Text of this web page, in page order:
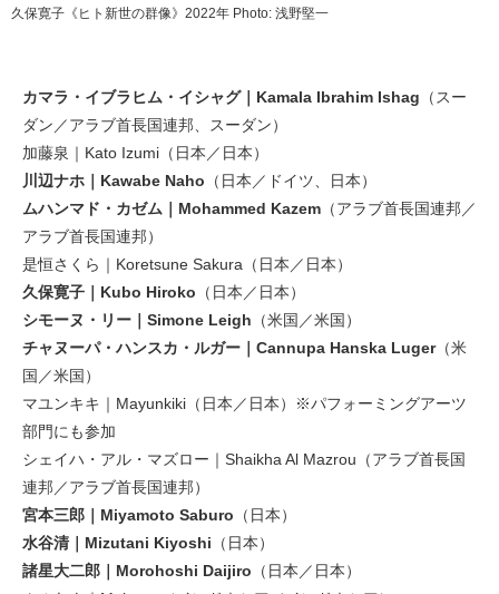
久保寛子《ヒト新世の群像》2022年 Photo: 浅野堅一
カマラ・イブラヒム・イシャグ｜Kamala Ibrahim Ishag （スー
ダン／アラブ首長国連邦、スーダン）
加藤泉｜Kato Izumi（日本／日本）
川辺ナホ｜Kawabe Naho （日本／ドイツ、日本）
ムハンマド・カゼム｜Mohammed Kazem （アラブ首長国連邦／
アラブ首長国連邦）
是恒さくら｜Koretsune Sakura（日本／日本）
久保寛子｜Kubo Hiroko （日本／日本）
シモーヌ・リー｜Simone Leigh （米国／米国）
チャヌーパ・ハンスカ・ルガー｜Cannupa Hanska Luger（米
国／米国）
マユンキキ｜Mayunkiki（日本／日本）※パフォーミングアーツ
部門にも参加
シェイハ・アル・マズロー｜Shaikha Al Mazrou（アラブ首長国
連邦／アラブ首長国連邦）
宮本三郎｜Miyamoto Saburo （日本）
水谷清｜Mizutani Kiyoshi （日本）
諸星大二郎｜Morohoshi Daijiro （日本／日本）